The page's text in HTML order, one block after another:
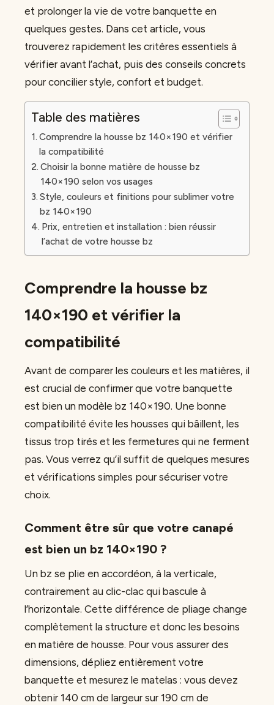
et prolonger la vie de votre banquette en
quelques gestes. Dans cet article, vous
trouverez rapidement les critères essentiels à
vérifier avant l’achat, puis des conseils concrets
pour concilier style, confort et budget.
Table des matières
Comprendre la housse bz 140×190 et vérifier
la compatibilité
Choisir la bonne matière de housse bz
140×190 selon vos usages
Style, couleurs et finitions pour sublimer votre
bz 140×190
Prix, entretien et installation : bien réussir
l’achat de votre housse bz
Comprendre la housse bz
140×190 et vérifier la
compatibilité
Avant de comparer les couleurs et les matières, il
est crucial de confirmer que votre banquette
est bien un modèle bz 140×190. Une bonne
compatibilité évite les housses qui bâillent, les
tissus trop tirés et les fermetures qui ne ferment
pas. Vous verrez qu’il suffit de quelques mesures
et vérifications simples pour sécuriser votre
choix.
Comment être sûr que votre canapé
est bien un bz 140×190 ?
Un bz se plie en accordéon, à la verticale,
contrairement au clic-clac qui bascule à
l’horizontale. Cette différence de pliage change
complètement la structure et donc les besoins
en matière de housse. Pour vous assurer des
dimensions, dépliez entièrement votre
banquette et mesurez le matelas : vous devez
obtenir 140 cm de largeur sur 190 cm de